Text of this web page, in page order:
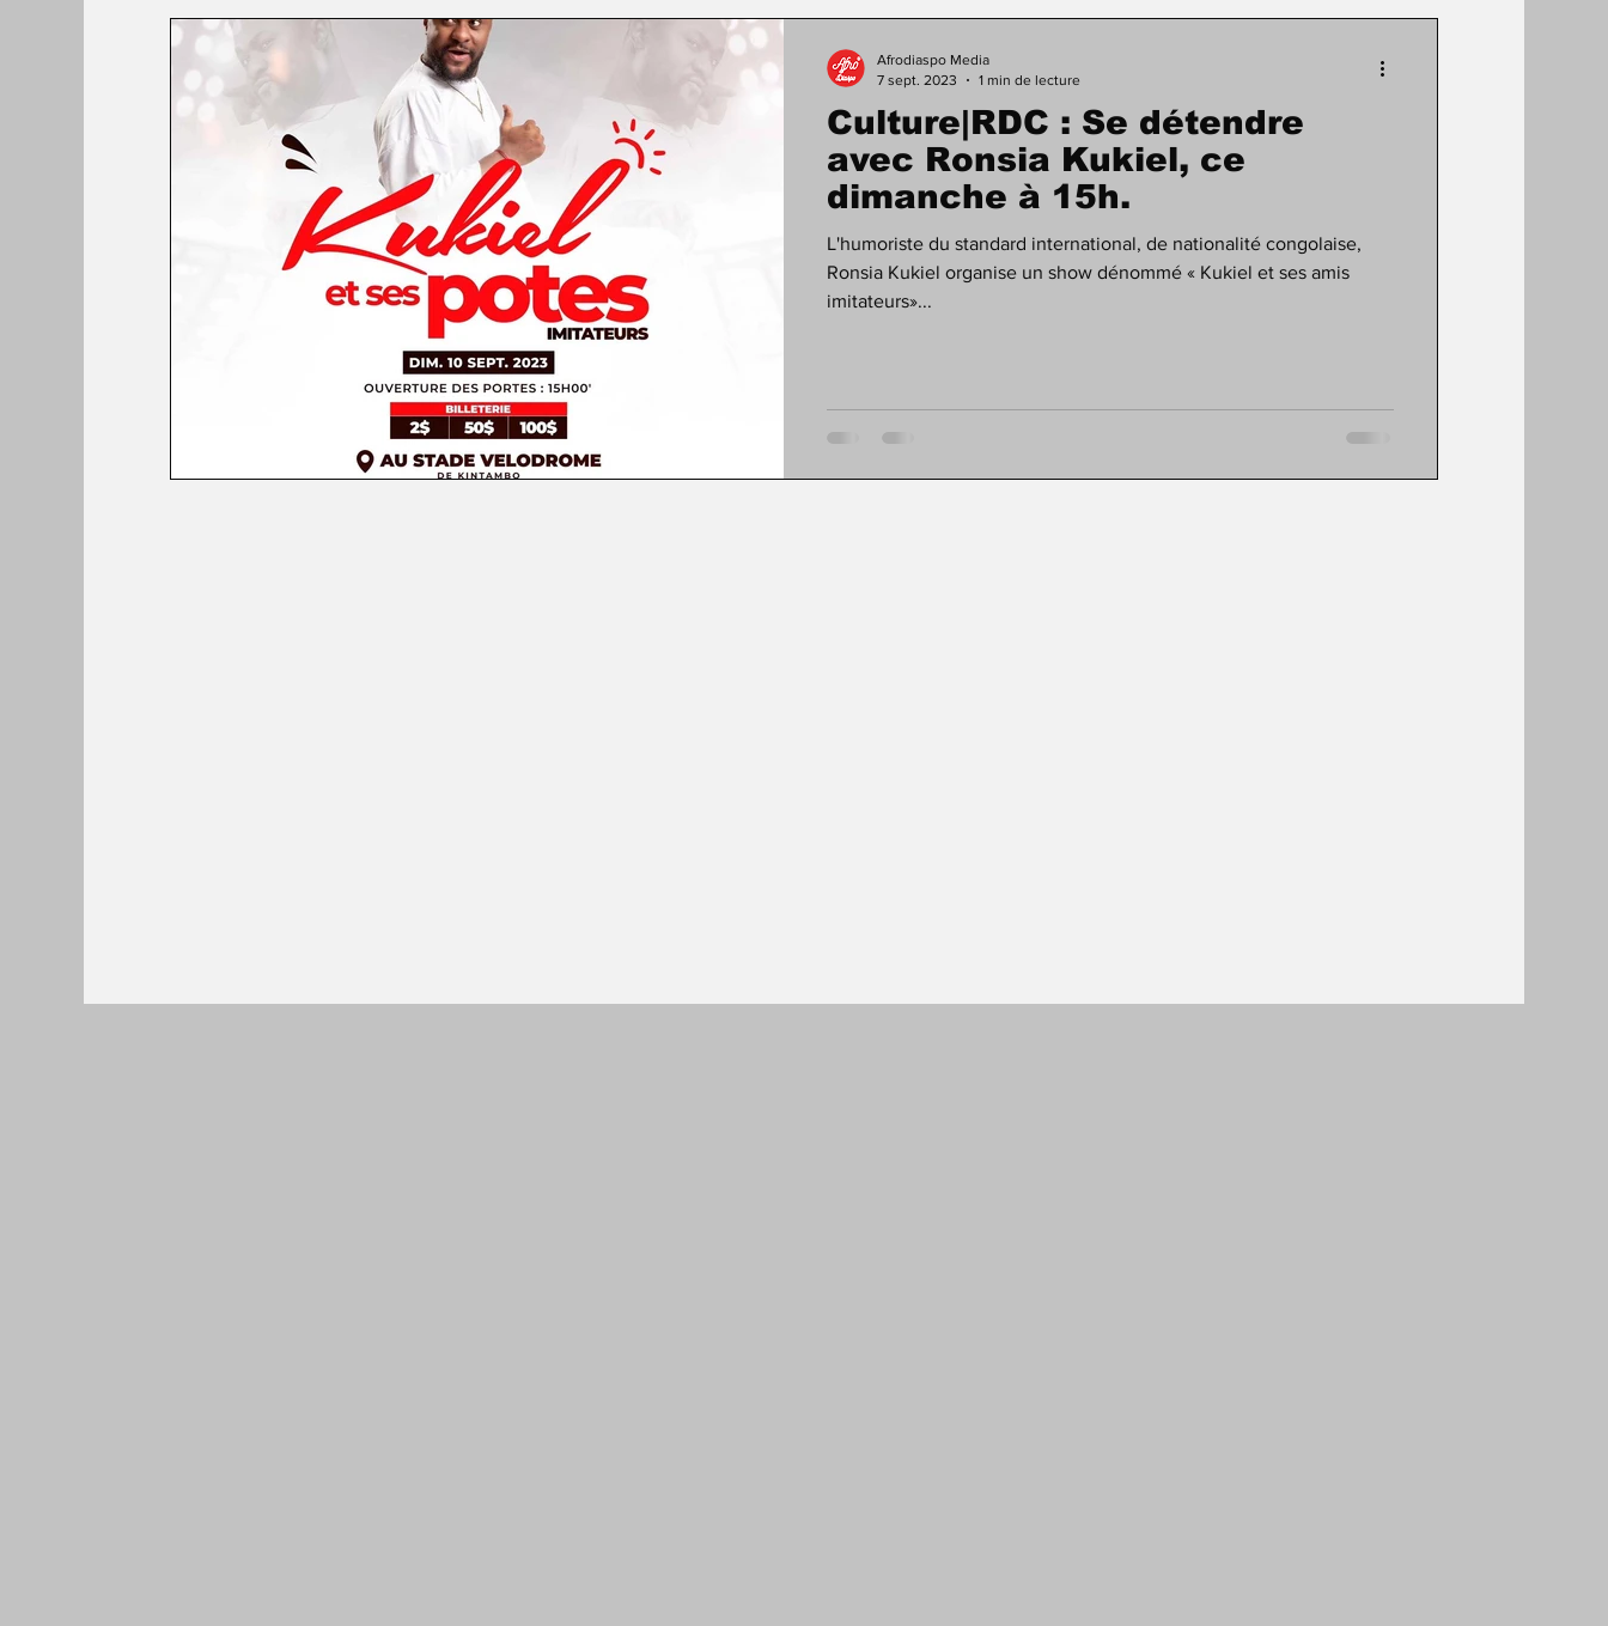
Culture|RDC : Se détendre
avec Ronsia Kukiel, ce
dimanche à 15h.
L'humoriste du standard international, de nationalité congolaise,
Ronsia Kukiel organise un show dénommé « Kukiel et ses amis
imitateurs»...
Afrodiaspo Media
7 sept. 2023
1 min de lecture